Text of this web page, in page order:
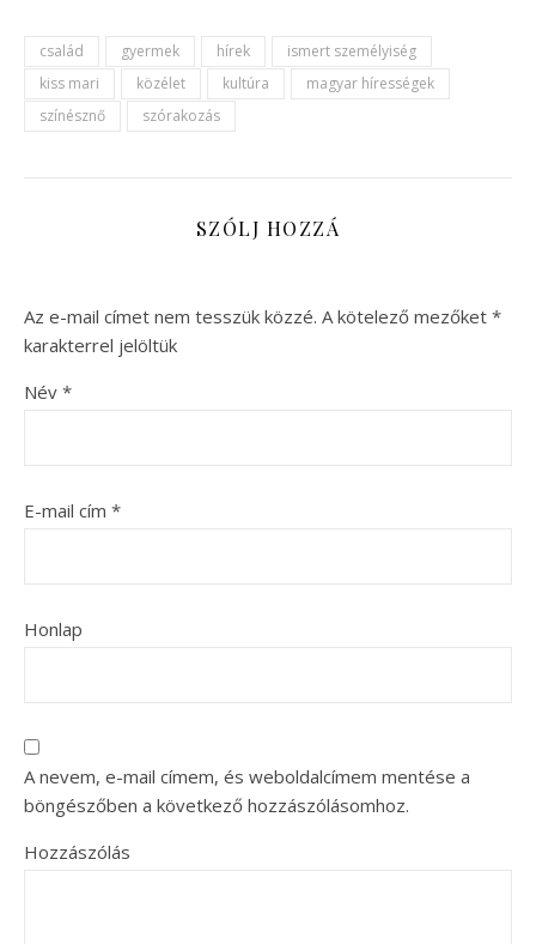
család gyermek hírek
ismert személyiség
kiss mari
közélet kultúra
magyar hírességek
színésznő
szórakozás
SZÓLJ HOZZÁ
Az e-mail címet nem tesszük közzé. A kötelező mezőket *
karakterrel jelöltük
Név *
E-mail cím *
Honlap
A nevem, e-mail címem, és weboldalcímem mentése a
böngészőben a következő hozzászólásomhoz.
Hozzászólás